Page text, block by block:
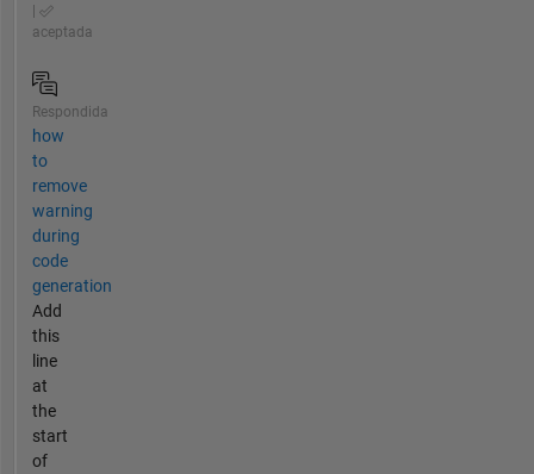
|
aceptada
Respondida
how
to
remove
warning
during
code
generation
Add
this
line
at
the
start
of